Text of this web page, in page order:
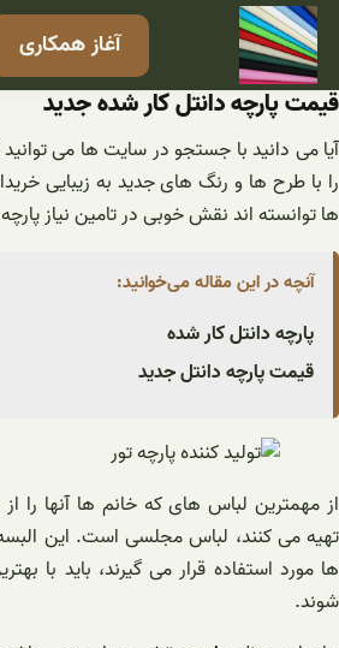
رفتن
محتوا
آغاز همکاری
قیمت پارچه دانتل کار شده جدید
آیا می دانید با جستجو در سایت ها می
را با طرح ها و رنگ های جدید به زیبایی
ها توانسته اند نقش خوبی در تامین نیاز
آنچه در این مقاله می‌خوانید:
پارچه دانتل کار شده
قیمت پارچه دانتل جدید
از مهمترین لباس های که خانم ها آنها را
تهیه می کنند، لباس مجلسی است. این
ها مورد استفاده قرار می گیرند، باید با
شوند.